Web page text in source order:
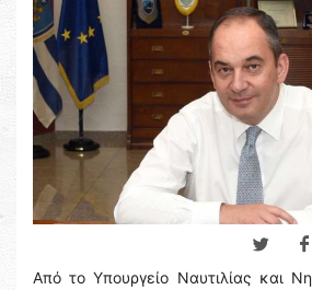
Από το Υπουργείο Ναυτιλίας και